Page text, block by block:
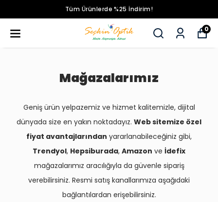
Tüm Ürünlerde %25 İndirim!
0
Mağazalarımız
Geniş ürün yelpazemiz ve hizmet kalitemizle, dijital
dünyada size en yakın noktadayız. Web sitemize özel
fiyat avantajlarından yararlanabileceğiniz gibi,
Trendyol, Hepsiburada, Amazon ve İdefix
mağazalarımız aracılığıyla da güvenle sipariş
verebilirsiniz. Resmi satış kanallarımıza aşağıdaki
bağlantılardan erişebilirsiniz.